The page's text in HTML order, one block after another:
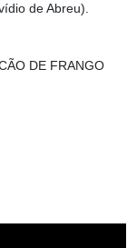
de Abreu).
DE FRANGO